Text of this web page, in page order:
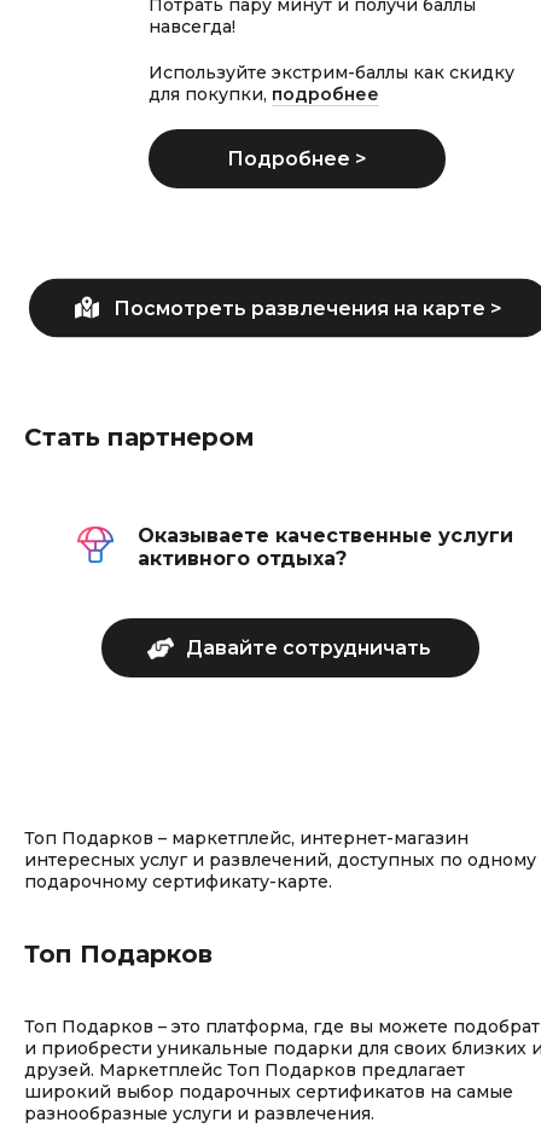
Потрать пару минут и получи баллы
навсегда!
Используйте экстрим-баллы как скидку
для покупки, подробнее
Стать партнером
Оказываете качественные услуги
активного отдыха?
Топ Подарков – маркетплейс, интернет-магазин
интересных услуг и развлечений, доступных по одному
подарочному сертификату-карте.
Топ Подарков
Топ Подарков – это платформа, где вы можете
и приобрести уникальные подарки для своих близких
друзей. Маркетплейс Топ Подарков предлагает
широкий выбор подарочных сертификатов на самые
разнообразные услуги и развлечения.